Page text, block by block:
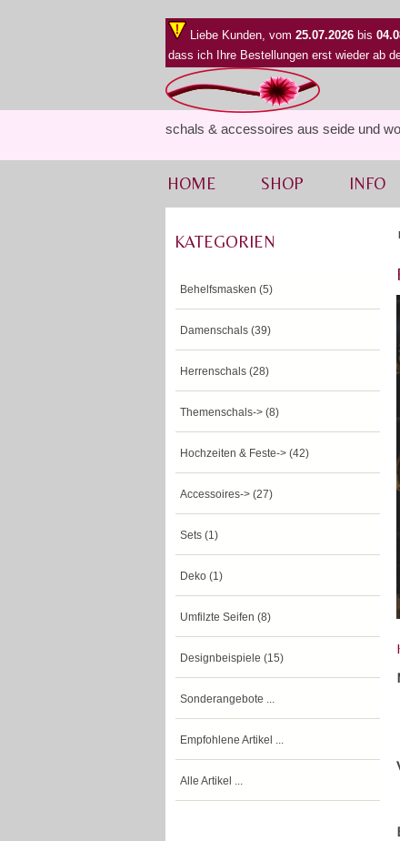
Liebe Kunden, vom 25.07.2026bis
dass ich Ihre Bestellungen erst wieder ab
schals & accessoires aus seide und
HOME SHOP INFO
KATEGORIEN
Behelfsmasken (5)
Damenschals (39)
Herrenschals (28)
Themenschals-> (8)
Hochzeiten & Feste-> (42)
Accessoires-> (27)
Sets (1)
Deko (1)
Umfilzte Seifen (8)
Designbeispiele (15)
Sonderangebote ...
Empfohlene Artikel ...
Alle Artikel ...